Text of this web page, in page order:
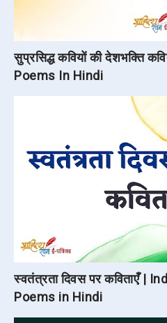
सुप्रसिद्ध कवियों की देशभक्ति
Poems In Hindi
स्वतंत्रता दिवस पर कविताएँ |
Poems in Hindi